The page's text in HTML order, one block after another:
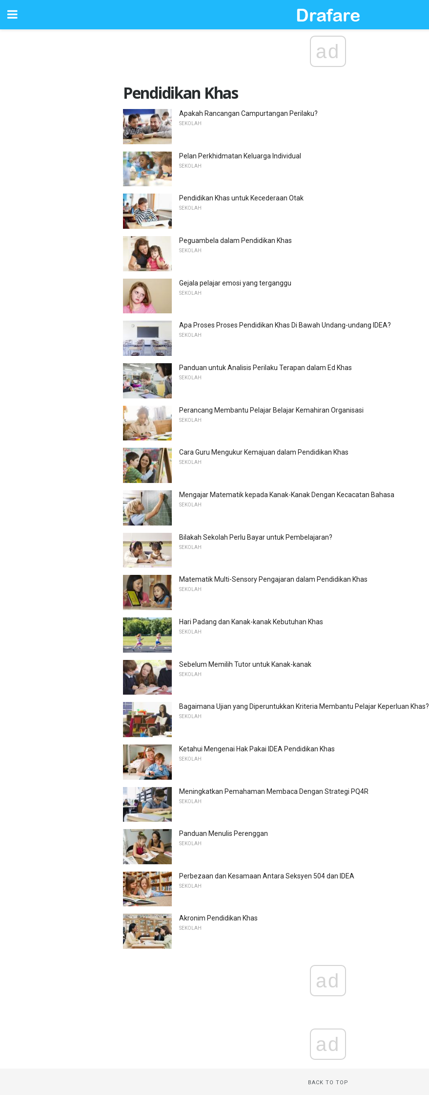
ad
Pendidikan Khas
Apakah Rancangan Campurtangan Perilaku?
SEKOLAH
Pelan Perkhidmatan Keluarga Individual
SEKOLAH
Pendidikan Khas untuk Kecederaan Otak
SEKOLAH
Peguambela dalam Pendidikan Khas
SEKOLAH
Gejala pelajar emosi yang terganggu
SEKOLAH
Apa Proses Proses Pendidikan Khas Di Bawah Undang-undang IDEA?
SEKOLAH
Panduan untuk Analisis Perilaku Terapan dalam Ed Khas
SEKOLAH
Perancang Membantu Pelajar Belajar Kemahiran Organisasi
SEKOLAH
Cara Guru Mengukur Kemajuan dalam Pendidikan Khas
SEKOLAH
Mengajar Matematik kepada Kanak-Kanak Dengan Kecacatan Bahasa
SEKOLAH
Bilakah Sekolah Perlu Bayar untuk Pembelajaran?
SEKOLAH
Matematik Multi-Sensory Pengajaran dalam Pendidikan Khas
SEKOLAH
Hari Padang dan Kanak-kanak Kebutuhan Khas
SEKOLAH
Sebelum Memilih Tutor untuk Kanak-kanak
SEKOLAH
Bagaimana Ujian yang Diperuntukkan Kriteria Membantu Pelajar Keperluan Khas?
SEKOLAH
Ketahui Mengenai Hak Pakai IDEA Pendidikan Khas
SEKOLAH
Meningkatkan Pemahaman Membaca Dengan Strategi PQ4R
SEKOLAH
Panduan Menulis Perenggan
SEKOLAH
Perbezaan dan Kesamaan Antara Seksyen 504 dan IDEA
SEKOLAH
Akronim Pendidikan Khas
SEKOLAH
ad
ad
BACK TO TOP